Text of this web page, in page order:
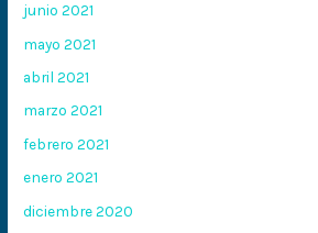
junio 2021
mayo 2021
abril 2021
marzo 2021
febrero 2021
enero 2021
diciembre 2020